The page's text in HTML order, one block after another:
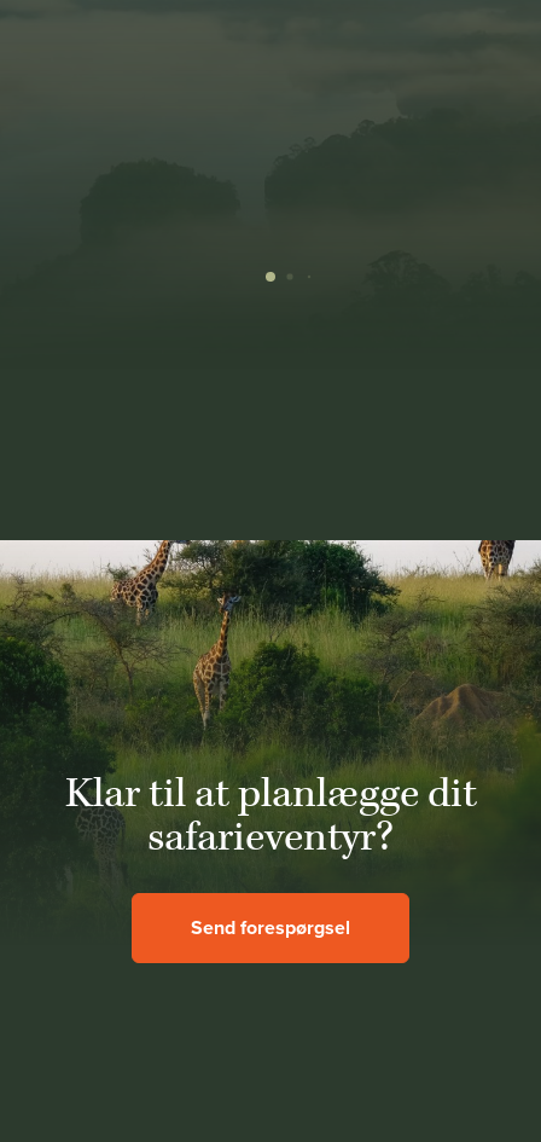
Klar til at planlægge dit
safarieventyr?
Send forespørgsel